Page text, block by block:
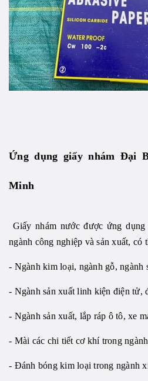
Ứng dụng giấy nhám Đại
Minh
Giấy nhám nước được ứng
ngành công nghiệp và sản xuất, có
- Ngành kim loại, ngành gỗ, ngành
- Ngành sản xuất linh kiện điện tử,
- Ngành sản xuất, lắp ráp ô tô, xe
- Mài các chi tiết cơ khí trong
- Đánh bóng kim loại trong ngành